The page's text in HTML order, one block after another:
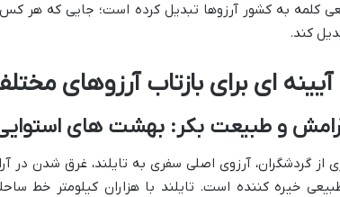
کلمه به کشور آرزوها تبدیل کرده است؛ جایی که هر کس
کند.
آیینه ای برای بازتاب آرزوهای
و طبیعت بکر: بهشت های
از گردشگران، آرزوی اصلی سفری به تایلند، غرق شدن
خیره کننده است. تایلند با هزاران کیلومتر خط